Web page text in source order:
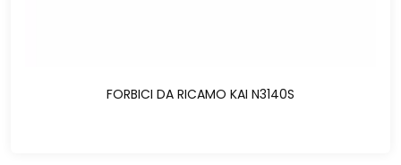
FORBICI DA RICAMO KAI N3140S